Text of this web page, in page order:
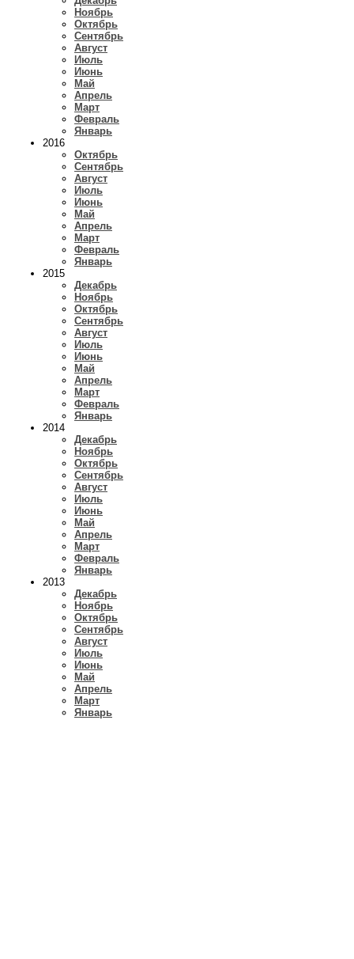
Ноябрь
Октябрь
Сентябрь
Август
Июль
Июнь
Май
Апрель
Март
Февраль
Январь
2016
Октябрь
Сентябрь
Август
Июль
Июнь
Май
Апрель
Март
Февраль
Январь
2015
Декабрь
Ноябрь
Октябрь
Сентябрь
Август
Июль
Июнь
Май
Апрель
Март
Февраль
Январь
2014
Декабрь
Ноябрь
Октябрь
Сентябрь
Август
Июль
Июнь
Май
Апрель
Март
Февраль
Январь
2013
Декабрь
Ноябрь
Октябрь
Сентябрь
Август
Июль
Июнь
Май
Апрель
Март
Январь